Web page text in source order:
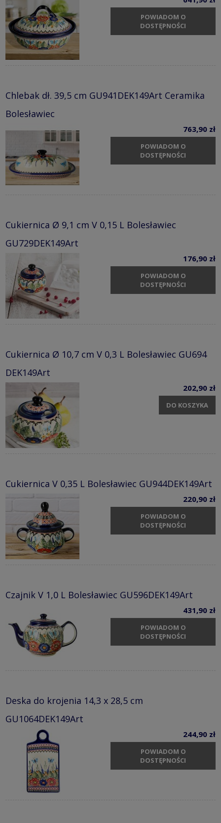
POWIADOM O
DOSTĘPNOŚCI
Chlebak dł. 39,5 cm GU941DEK149Art Ceramika
Bolesławiec
763,90 zł
POWIADOM O
DOSTĘPNOŚCI
Cukiernica Ø 9,1 cm V 0,15 L Bolesławiec
GU729DEK149Art
176,90 zł
POWIADOM O
DOSTĘPNOŚCI
Cukiernica Ø 10,7 cm V 0,3 L Bolesławiec GU694
DEK149Art
202,90 zł
DO KOSZYKA
Cukiernica V 0,35 L Bolesławiec GU944DEK149Art
220,90 zł
POWIADOM O
DOSTĘPNOŚCI
Czajnik V 1,0 L Bolesławiec GU596DEK149Art
431,90 zł
POWIADOM O
DOSTĘPNOŚCI
Deska do krojenia 14,3 x 28,5 cm
GU1064DEK149Art
244,90 zł
POWIADOM O
DOSTĘPNOŚCI